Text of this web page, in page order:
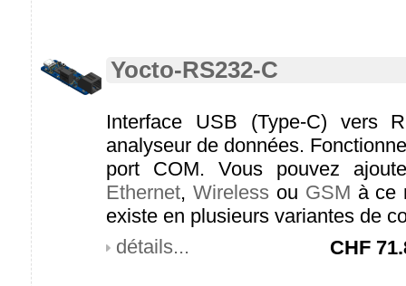
Yocto-RS232-C
Interface USB (Type-C) vers
analyseur de données.
port COM. Vous pouvez
Ethernet, Wirelessou GSM à ce
existe en plusieurs variantes de
détails...
CHF